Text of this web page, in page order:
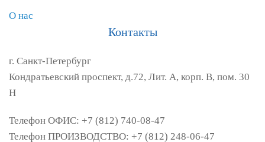
О нас
Контакты
г. Санкт-Петербург
Кондратьевский проспект, д.72, Лит. А, корп. В, пом. 30
Н
Телефон ОФИС: +7 (812) 740-08-47
Телефон ПРОИЗВОДСТВО: +7 (812) 248-06-47